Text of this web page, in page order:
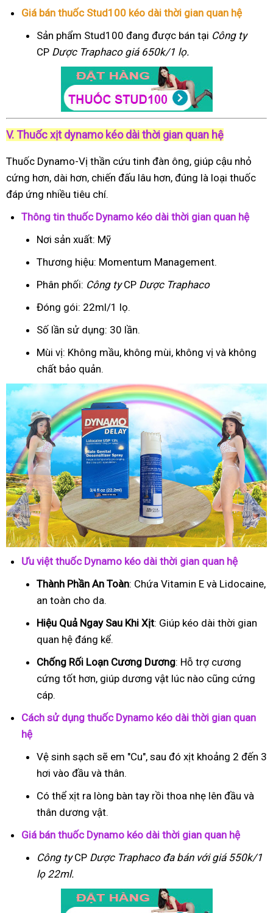
Giá bán thuốc Stud100 kéo dài thời gian quan hệ
Sản phẩm Stud100 đang được bán tại Công ty
CP Dược Traphacogiá 650k/1 lọ.
V. Thuốc xịt dynamo kéo dài thời gian quan hệ
Thuốc Dynamo-Vị thần cứu tinh đàn ông, giúp cậu nhỏ
cứng hơn, dài hơn, chiến đấu lâu hơn, đúng là loại thuốc
đáp ứng nhiều tiêu chí.
Thông tin thuốc Dynamo kéo dài thời gian quan hệ
Nơi sản xuất: Mỹ
Thương hiệu: Momentum Management.
Phân phối: Công tyCP Dược Traphaco
Đóng gói: 22ml/1 lọ.
Số lần sử dụng: 30 lần.
Mùi vị: Không mầu, không mùi, không vị và không
chất bảo quản.
Ưu việt thuốc Dynamo kéo dài thời gian quan hệ
Thành Phần An Toàn: Chứa Vitamin E và Lidocaine,
an toàn cho da.
Hiệu Quả Ngay Sau Khi Xịt: Giúp kéo dài thời gian
quan hệ đáng kể.
Chống Rối Loạn Cương Dương: Hỗ trợ cương
cứng tốt hơn, giúp dương vật lúc nào cũng cứng
cáp.
Cách sử dụng thuốc Dynamo kéo dài thời gian quan
hệ
Vệ sinh sạch sẽ em "Cu", sau đó xịt khoảng 2 đến 3
hơi vào đầu và thân.
Có thể xịt ra lòng bàn tay rồi thoa nhẹ lên đầu và
thân dương vật.
Giá bán thuốc Dynamo kéo dài thời gian quan hệ
Công tyCP Dược Traphacođa bán với giá 550k/1
lọ 22ml.